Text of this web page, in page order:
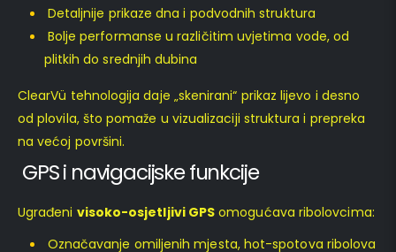
Detaljnije prikaze dna i podvodnih struktura
Bolje performanse u različitim uvjetima vode, od
plitkih do srednjih dubina
ClearVü tehnologija daje „skenirani“ prikaz lijevo i desno
od plovila, što pomaže u vizualizaciji struktura i prepreka
na većoj površini.
GPS i navigacijske funkcije
Ugrađeni visoko-osjetljivi GPS omogućava ribolovcima:
Označavanje omiljenih mjesta, hot-spotova ribolova